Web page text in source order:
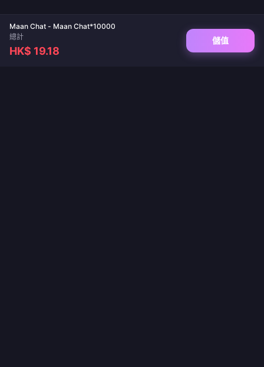
Maan Chat - Maan Chat*10000
總計
HK$ 19.18
儲值